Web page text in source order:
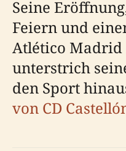
Seine
Feiern und
Atlético Madrid
unterstrich
den Sport
von CD